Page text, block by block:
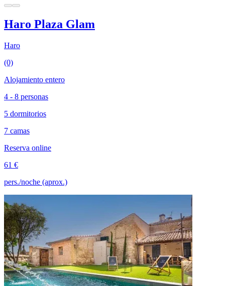
Haro Plaza Glam
Haro
(0)
Alojamiento entero
4 - 8 personas
5 dormitorios
7 camas
Reserva online
61 €
pers./noche (aprox.)